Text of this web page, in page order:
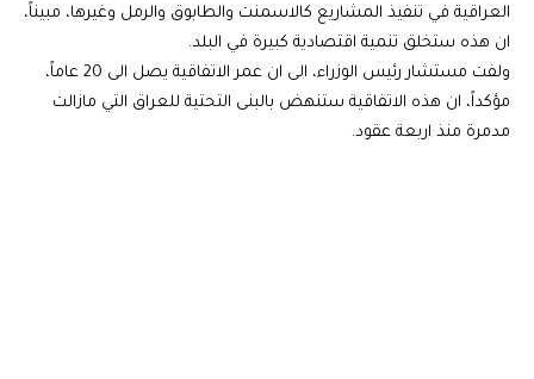
العراقية في تنفيذ المشاريع كالاسمنت والطابوق والرمل وغيرها، مبيناً،
ان هذه ستخلق تنمية اقتصادية كبيرة في البلد.
‎ولفت مستشار رئيس الوزراء، الى ان عمر الاتفاقية يصل الى 20 عاماً،
مؤكداً، ان هذه الاتفاقية ستنهض بالبنى التحتية للعراق التي مازالت
مدمرة منذ اربعة عقود.